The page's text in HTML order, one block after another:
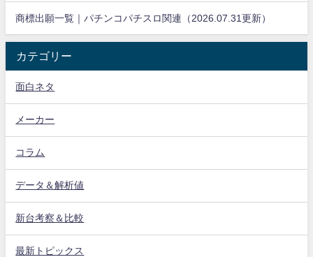
商標出願一覧｜パチンコパチスロ関連（2026.07.31更新）
カテゴリー
面白ネタ
メーカー
コラム
データ＆解析値
新台考察＆比較
最新トピックス